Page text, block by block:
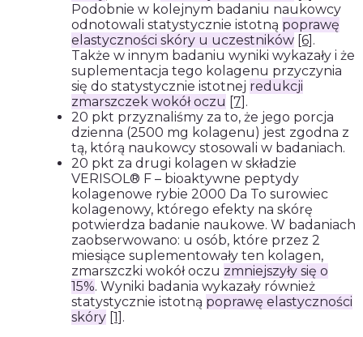
Podobnie w kolejnym badaniu naukowcy
odnotowali statystycznie istotną poprawę
elastyczności skóry u uczestników [6] .
Także w innym badaniu wyniki wykazały i że
suplementacja tego kolagenu przyczynia
się do statystycznie istotnej redukcji
zmarszczek wokół oczu [7] .
20 pkt przyznaliśmy za to, że jego porcja
dzienna (2500 mg kolagenu) jest zgodna z
tą, którą naukowcy stosowali w badaniach.
20 pkt za drugi kolagen w składzie
VERISOL® F – bioaktywne peptydy
kolagenowe rybie 2000 Da To surowiec
kolagenowy, którego efekty na skórę
potwierdza badanie naukowe. W badaniach
zaobserwowano: u osób, które przez 2
miesiące suplementowały ten kolagen,
zmarszczki wokół oczu zmniejszyły się o
15%. Wyniki badania wykazały również
statystycznie istotną poprawę elastyczności
skóry [1] .